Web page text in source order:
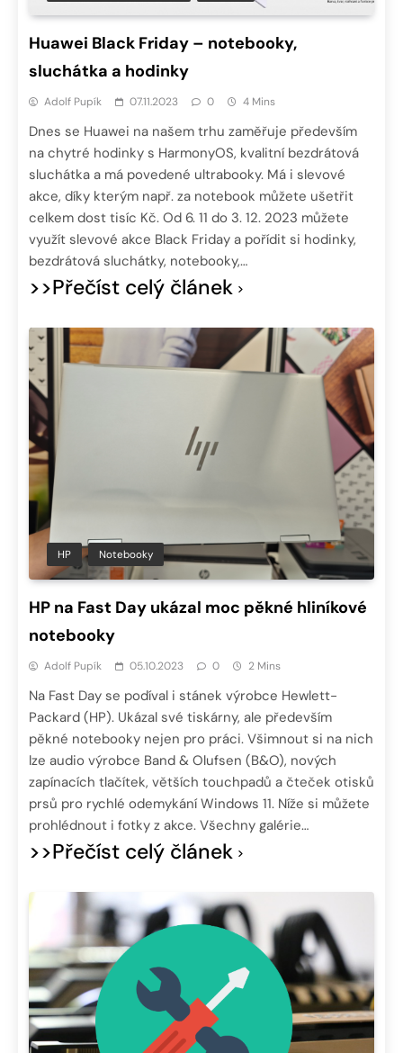
Huawei Black Friday – notebooky,
sluchátka a hodinky
Adolf Pupík 07.11.2023 0 4 Mins
Dnes se Huawei na našem trhu zaměřuje především
na chytré hodinky s HarmonyOS, kvalitní bezdrátová
sluchátka a má povedené ultrabooky. Má i slevové
akce, díky kterým např. za notebook můžete ušetřit
celkem dost tisíc Kč. Od 6. 11 do 3. 12. 2023 můžete
využít slevové akce Black Friday a pořídit si hodinky,
bezdrátová sluchátky, notebooky,…
>>Přečíst celý článek
HP Notebooky
HP na Fast Day ukázal moc pěkné hliníkové
notebooky
Adolf Pupík 05.10.2023 0 2 Mins
Na Fast Day se podíval i stánek výrobce Hewlett-
Packard (HP). Ukázal své tiskárny, ale především
pěkné notebooky nejen pro práci. Všimnout si na nich
lze audio výrobce Band & Olufsen (B&O), nových
zapínacích tlačítek, větších touchpadů a čteček otisků
prsů pro rychlé odemykání Windows 11. Níže si můžete
prohlédnout i fotky z akce. Všechny galérie…
>>Přečíst celý článek